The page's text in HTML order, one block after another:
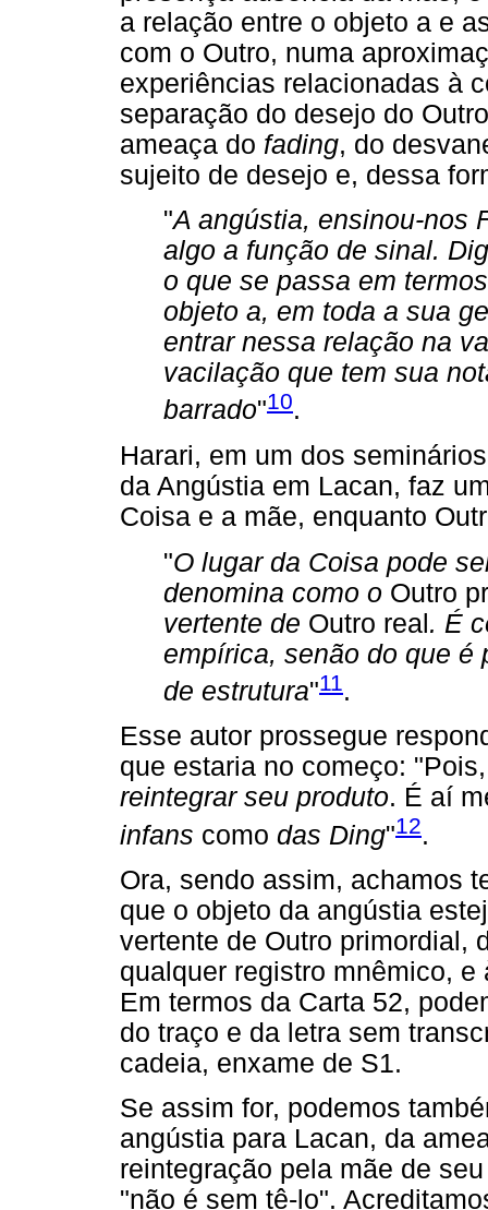
a relação entre o objeto a e
com o Outro, numa
experiências relacionadas à
separação do desejo do
ameaça do fading, do
sujeito de desejo e, dessa
"A angústia, ensinou-nos
algo a função de sinal.
o que se passa em
objeto a, em toda a sua
entrar nessa relação na
vacilação que tem sua
barrado"10.
Harari, em um dos
da Angústia em Lacan, faz
Coisa e a mãe, enquanto
"O lugar da Coisa pode
denomina como o Outro
vertente de Outro real. É
empírica, senão do que é
de estrutura"11 .
Esse autor prossegue
que estaria no começo:
reintegrar seu produto. É aí
infans como das Ding"12.
Ora, sendo assim, achamos
que o objeto da angústia
vertente de Outro primordial,
qualquer registro mnêmico,
Em termos da Carta 52,
do traço e da letra sem
cadeia, enxame de S1.
Se assim for, podemos
angústia para Lacan, da
reintegração pela mãe de
"não é sem tê-lo".